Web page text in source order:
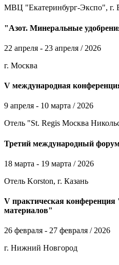
МВЦ "Екатеринбург-Экспо", г.
"Азот. Минеральные
22 апреля - 23 апреля / 2026
г. Москва
V международная
9 апреля - 10 марта / 2026
Отель "St. Regis Москва
Третий международный
18 марта - 19 марта / 2026
Отель Korston, г. Казань
V практическая
материалов"
26 февраля - 27 февраля / 2026
г. Нижний Новгород